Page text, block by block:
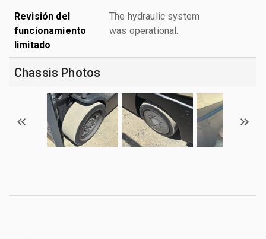
Revisión del
funcionamiento
limitado
The hydraulic system
was operational.
Chassis Photos